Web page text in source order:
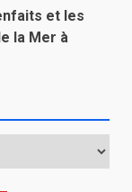
et les
la Mer à